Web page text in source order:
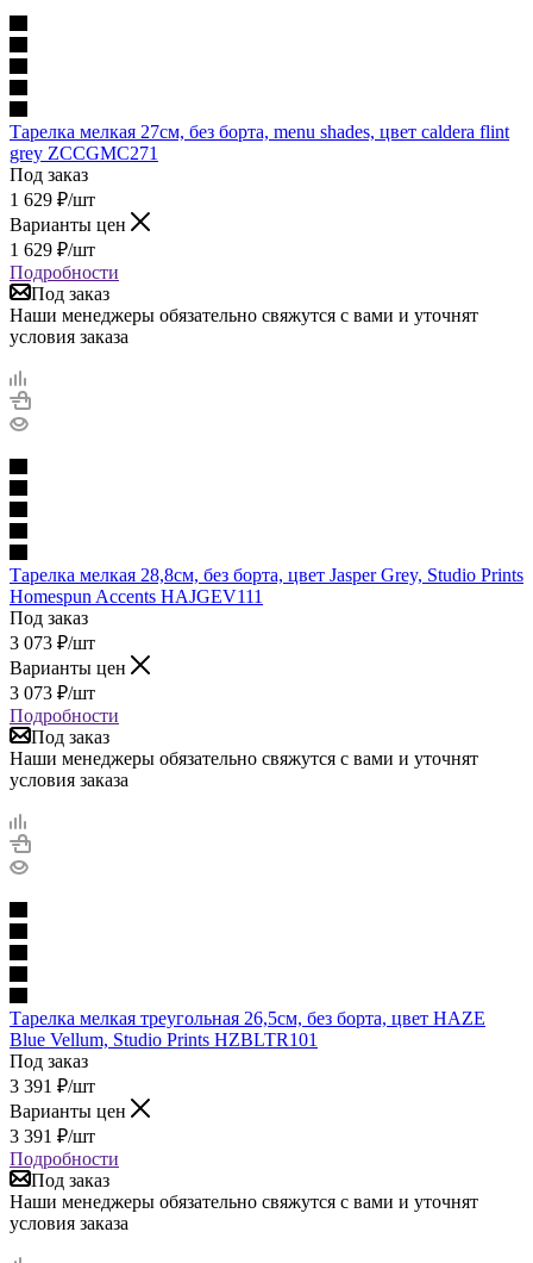
Тарелка мелкая 27см, без борта, menu shades, цвет caldera flint
grey ZCCGMC271
Под заказ
1 629 ₽/шт
Варианты цен
1 629 ₽/шт
Подробности
Под заказ
Наши менеджеры обязательно свяжутся с вами и уточнят
условия заказа
Тарелка мелкая 28,8см, без борта, цвет Jasper Grey, Studio Prints
Homespun Accents HAJGEV111
Под заказ
3 073 ₽/шт
Варианты цен
3 073 ₽/шт
Подробности
Под заказ
Наши менеджеры обязательно свяжутся с вами и уточнят
условия заказа
Тарелка мелкая треугольная 26,5см, без борта, цвет HAZE
Blue Vellum, Studio Prints HZBLTR101
Под заказ
3 391 ₽/шт
Варианты цен
3 391 ₽/шт
Подробности
Под заказ
Наши менеджеры обязательно свяжутся с вами и уточнят
условия заказа